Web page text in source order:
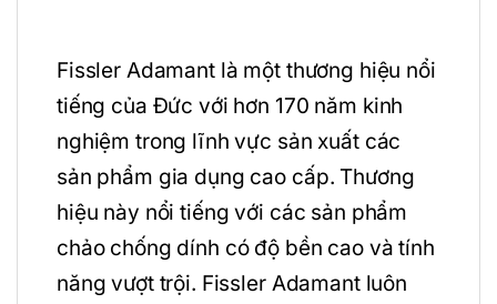
Fissler Adamant là một thương hiệu nổi
tiếng của Đức với hơn 170 năm kinh
nghiệm trong lĩnh vực sản xuất các
sản phẩm gia dụng cao cấp. Thương
hiệu này nổi tiếng với các sản phẩm
chảo chống dính có độ bền cao và tính
năng vượt trội. Fissler Adamant luôn